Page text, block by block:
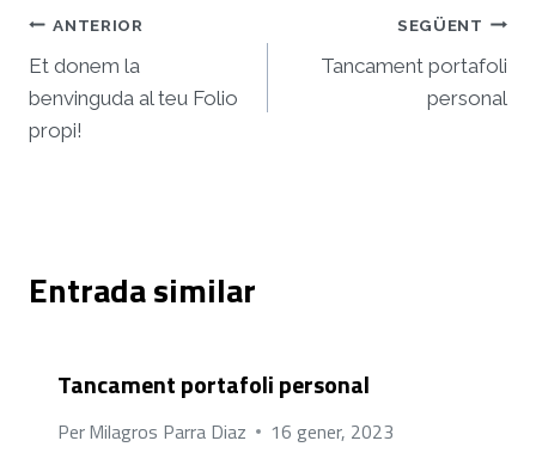
Navegació
d'entrades
ANTERIOR
Et donem la
benvinguda al teu Folio
propi!
SEGÜENT
Tancament portafoli
personal
Entrada similar
Tancament portafoli personal
PerMilagros Parra Diaz 16 gener, 2023